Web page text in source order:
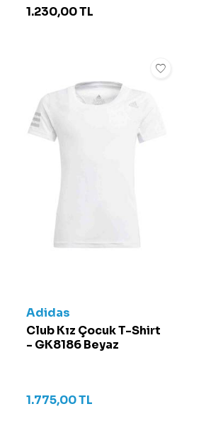
1.230,00TL
Adidas
Club Kız Çocuk T-Shirt
- GK8186 Beyaz
1.775,00TL